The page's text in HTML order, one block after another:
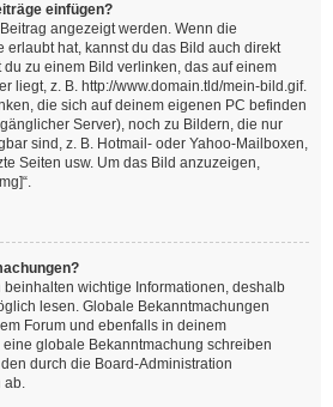
einfügen?
angezeigt werden. Wenn die
hat, kannst du das Bild auch direkt
du zu einem Bild verlinken, das auf einem
liegt, z. B. http://www.domain.tld/mein-bild.gif.
die sich auf deinem eigenen PC befinden
Server), noch zu Bildern, die nur
sind, z. B. Hotmail- oder Yahoo-Mailboxen,
Seiten usw. Um das Bild anzuzeigen,
wichtige Informationen, deshalb
lesen. Globale Bekanntmachungen
Forum und ebenfalls in deinem
globale Bekanntmachung schreiben
durch die Board-Administration
ab.